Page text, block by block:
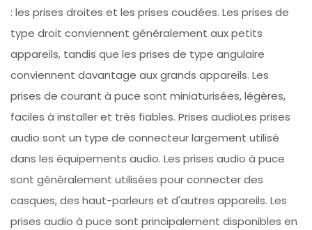
: les prises droites et les prises coudées. Les prises de
type droit conviennent généralement aux petits
appareils, tandis que les prises de type angulaire
conviennent davantage aux grands appareils. Les
prises de courant à puce sont miniaturisées, légères,
faciles à installer et très fiables. Prises audioLes prises
audio sont un type de connecteur largement utilisé
dans les équipements audio. Les prises audio à puce
sont généralement utilisées pour connecter des
casques, des haut-parleurs et d'autres appareils. Les
prises audio à puce sont principalement disponibles en